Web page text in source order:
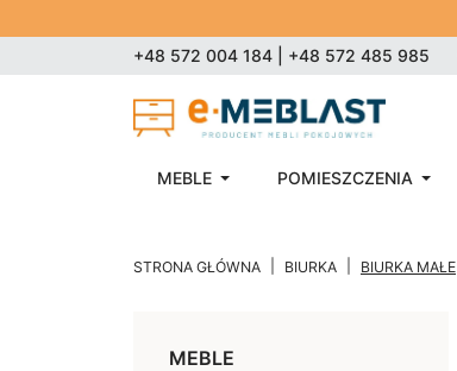
+48 572 004 184 | +48 572 485 985
MEBLE POMIESZCZENIA
STRONA GŁÓWNA BIURKA BIURKA MAŁE
MEBLE